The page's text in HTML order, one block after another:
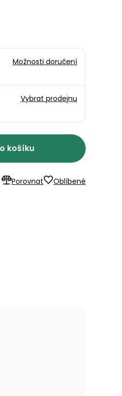
Možnosti doručení
Vybrat prodejnu
košíku
Porovnat Oblíbené